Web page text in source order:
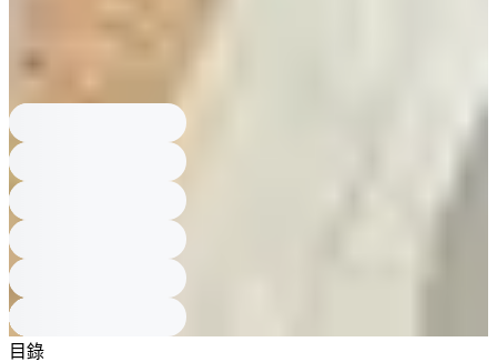
清州CONNECT HYUNDAI位置與時間？
目錄